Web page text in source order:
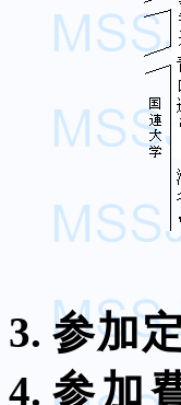
3. 参加
4. 参加